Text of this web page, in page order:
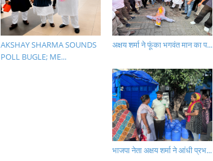
अक्षय शर्मा ने फूंका भगवंत मान का प...
AKSHAY SHARMA SOUNDS
POLL BUGLE; ME...
भाजपा नेता अक्षय शर्मा ने आंधी प्रभ...